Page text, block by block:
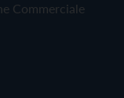
Commerciale